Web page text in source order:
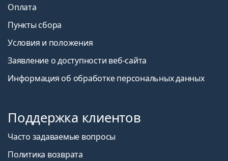
Оплата
Пункты сбора
Условия и положения
Заявление о доступности веб-сайта
Информация об обработке персональных данных
Поддержка клиентов
Часто задаваемые вопросы
Политика возврата